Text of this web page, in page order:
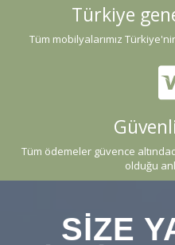
Türkiye
Tüm mobilyalarımız
Tüm ödemeler güvence
olduğu
SIZE